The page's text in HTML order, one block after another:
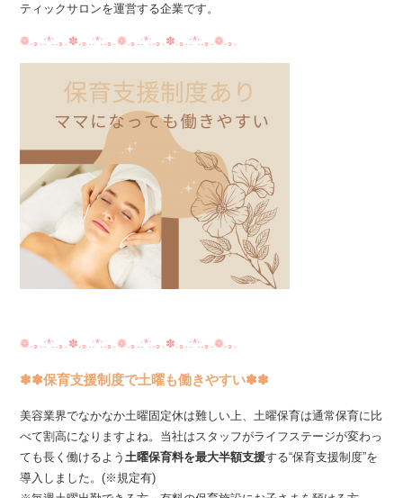
ティックサロンを運営する企業です。
❁.｡.:*:.｡.✽.｡.:*:.｡.❁.｡.:*:.｡.✽.｡.:*:.｡.❁.｡.
❁.｡.:*:.｡.✽.｡.:*:.｡.❁.｡.:*:.｡.✽.｡.:*:.｡.❁.｡.
✽✽保育支援制度で土曜も働きやすい✽✽
美容業界でなかなか土曜固定休は難しい上、土曜保育は通常保育に比
べて割高になりますよね。当社はスタッフがライフステージが変わっ
ても長く働けるよう 土曜保育料を最大半額支援する“保育支援制度”を
導入しました。(※規定有)